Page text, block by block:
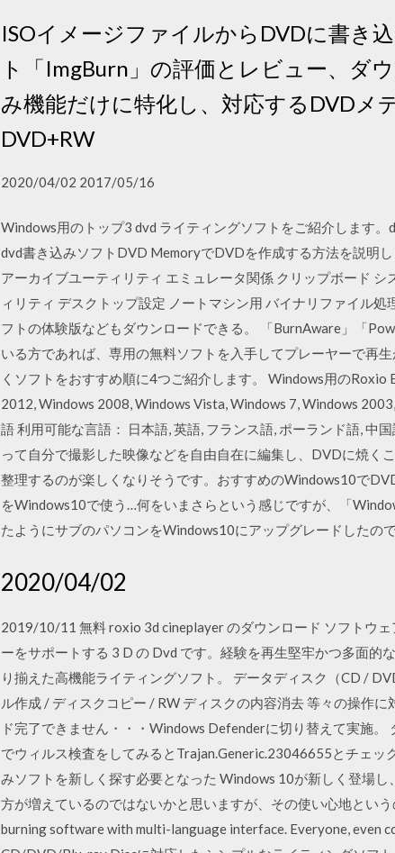
ISOイメージファイルからDVDに書き
ト「ImgBurn」の評価とレビュー、ダ
み機能だけに特化し、対応するDVDメ
DVD+RW
2020/04/02 2017/05/16
Windows用のトップ3 dvd ライティングソフトをご紹介します
dvd書き込みソフトDVD MemoryでDVDを作成する方法を説明
アーカイブユーティリティ エミュレータ関係 クリップボード
ィリティ デスクトップ設定 ノートマシン用 バイナリファイル
フトの体験版などもダウンロードできる。 「BurnAware」「
いる方であれば、専用の無料ソフトを入手してプレーヤーで再
くソフトをおすすめ順に4つご紹介します。 Windows用の
2012, Windows 2008, Windows Vista, Windows 7, Windows
語 利用可能な言語： 日本語, 英語, フランス語, ポーランド語, 中
って自分で撮影した映像などを自由自在に編集し、DVDに焼く
整理するのが楽しくなりそうです。おすすめのWindows10で
をWindows10で使う…何をいまさらという感じですが、「
たようにサブのパソコンをWindows10にアップグレードしたの
2020/04/02
2019/10/11 無料 roxio 3d cineplayer のダウンロード ソフトウ
ーをサポートする 3 D の Dvd です。経験を再生堅牢かつ多面的
り揃えた高機能ライティングソフト。 データディスク（CD /
ル作成 / ディスクコピー / RW ディスクの内容消去 等々の操作
ド完了できません・・・Windows Defenderに切り替えて実施
でウィルス検査をしてみるとTrajan.Generic.23046655とチェ
みソフトを新しく探す必要となった Windows 10が新しく登場
方が増えているのではないかと思いますが、その使い心地とい
burning software with multi-language interface. Everyone, even